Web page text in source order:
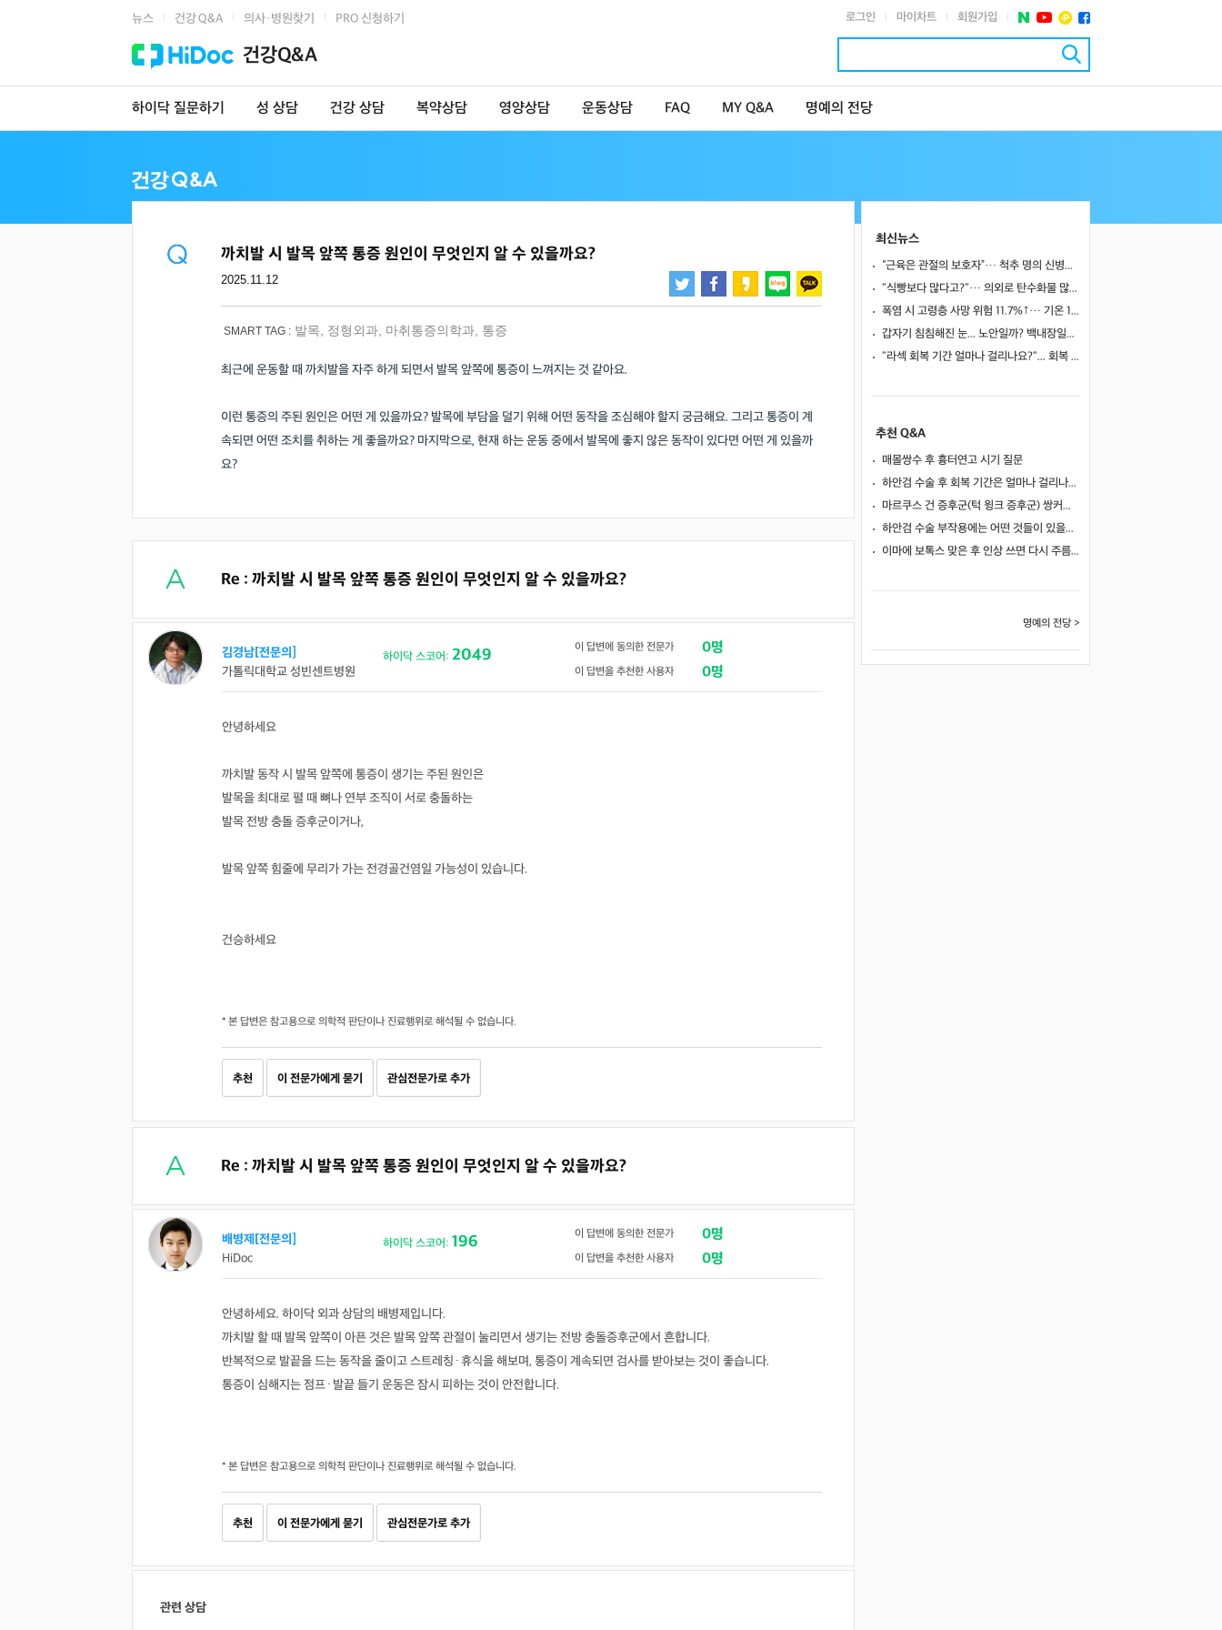
뉴스 건강 Q&A 의사·병원찾기 PRO 신청하기 로그인 마이차트 회원가입
건강Q&A
하이닥 질문하기 성 상담 건강 상담 복약상담 영양상담 운동상담 FAQ MY Q&A 명예의 전당
까치발 시 발목 앞쪽 통증 원인이 무엇인지 알 수 있을까요?
2025.11.12
SMART TAG : 발목 정형외과 마취통증의학과 통증
최근에 운동할 때 까치발을 자주 하게 되면서 발목 앞쪽에 통증이 느껴지는 것 같아요.
이런 통증의 주된 원인은 어떤 게 있을까요? 발목에 부담을 덜기 위해 어떤 동작을 조심해야 할지 궁금해요. 그리고 통증이 계
속되면 어떤 조치를 취하는 게 좋을까요? 마지막으로, 현재 하는 운동 중에서 발목에 좋지 않은 동작이 있다면 어떤 게 있을까
요?
Re : 까치발 시 발목 앞쪽 통증 원인이 무엇인지 알 수 있을까요?
김경남[전문의]
가톨릭대학교 성빈센트병원
하이닥 스코어: 2049 이 답변에 동의한 전문가 0명
이 답변을 추천한 사용자 0명
안녕하세요
까치발 동작 시 발목 앞쪽에 통증이 생기는 주된 원인은
발목을 최대로 펼 때 뼈나 연부 조직이 서로 충돌하는
발목 전방 충돌 증후군이거나,
발목 앞쪽 힘줄에 무리가 가는 전경골건염일 가능성이 있습니다.
건승하세요
* 본 답변은 참고용으로 의학적 판단이나 진료행위로 해석될 수 없습니다.
추천 이 전문가에게 묻기 관심전문가로 추가
Re : 까치발 시 발목 앞쪽 통증 원인이 무엇인지 알 수 있을까요?
배병제[전문의]
HiDoc
하이닥 스코어: 196 이 답변에 동의한 전문가 0명
이 답변을 추천한 사용자 0명
안녕하세요. 하이닥 외과 상담의 배병제입니다.
까치발 할 때 발목 앞쪽이 아픈 것은 발목 앞쪽 관절이 눌리면서 생기는 전방 충돌증후군에서 흔합니다.
반복적으로 발끝을 드는 동작을 줄이고 스트레칭·휴식을 해보며, 통증이 계속되면 검사를 받아보는 것이 좋습니다.
통증이 심해지는 점프·발끝 들기 운동은 잠시 피하는 것이 안전합니다.
* 본 답변은 참고용으로 의학적 판단이나 진료행위로 해석될 수 없습니다.
추천 이 전문가에게 묻기 관심전문가로 추가
관련 상담
최신뉴스
“근육은 관절의 보호자”… 척추 명의 신병준 교수가 말하는 하체 근육의 힘 [평생운동연구소]
"식빵보다 많다고?"… 의외로 탄수화물 많은 식품 4
폭염 시 고령층 사망 위험 11.7%↑… 기온 1도 오를 때마다 위험 높아져
갑자기 침침해진 눈... 노안일까? 백내장일까?
"라섹 회복 기간 얼마나 걸리나요?"... 회복 과정과 일상 복귀 시점
추천 Q&A
매몰쌍수 후 흉터연고 시기 질문
하안검 수술 후 회복 기간은 얼마나 걸리나요?
마르쿠스 건 증후군(턱 윙크 증후군) 쌍커풀 수술 가능 여부
하안검 수술 부작용에는 어떤 것들이 있을까요?
이마에 보톡스 맞은 후 인상 쓰면 다시 주름이 생길까요?
명예의 전당 >